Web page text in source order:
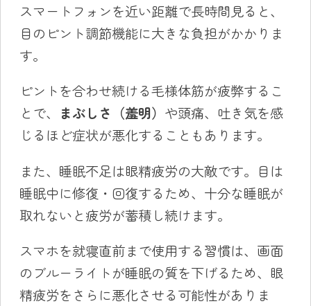
スマートフォンを近い距離で長時間見ると、
目のピント調節機能に大きな負担がかかりま
す。
ピントを合わせ続ける毛様体筋が疲弊するこ
とで、
まぶしさ（羞明） や頭痛、吐き気を感
じるほど症状が悪化することもあります。
また、睡眠不足は眼精疲労の大敵です。目は
睡眠中に修復・回復するため、十分な睡眠が
取れないと疲労が蓄積し続けます。
スマホを就寝直前まで使用する習慣は、画面
のブルーライトが睡眠の質を下げるため、眼
精疲労をさらに悪化させる可能性がありま